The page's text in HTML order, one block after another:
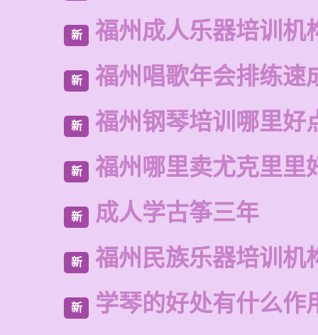
新 福州成人乐器培训机
新 福州唱歌年会排练速
新 福州钢琴培训哪里好
新 福州哪里卖尤克里里
新 成人学古筝三年
新 福州民族乐器培训机
新 学琴的好处有什么作